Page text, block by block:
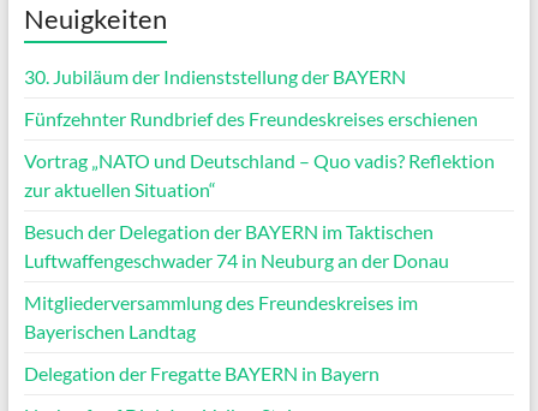
Neuigkeiten
30. Jubiläum der Indienststellung der BAYERN
Fünfzehnter Rundbrief des Freundeskreises erschienen
Vortrag „NATO und Deutschland – Quo vadis? Reflektion
zur aktuellen Situation“
Besuch der Delegation der BAYERN im Taktischen
Luftwaffengeschwader 74 in Neuburg an der Donau
Mitgliederversammlung des Freundeskreises im
Bayerischen Landtag
Delegation der Fregatte BAYERN in Bayern